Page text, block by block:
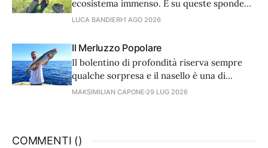
ecosistema immenso. È su queste sponde
che ho calato le mie lenze innumerevoli
che partono a razzo e ti fanno infuocare la
frizione.
LUCA BANDIERI 1 AGO 2026
Il Merluzzo Popolare
Il bolentino di profondità riserva sempre
qualche sorpresa e il nasello è una di
queste. Non è una preda molto divertente,
carni.
MAKSIMILIAN CAPONE 29 LUG 2026
COMMENTI ()